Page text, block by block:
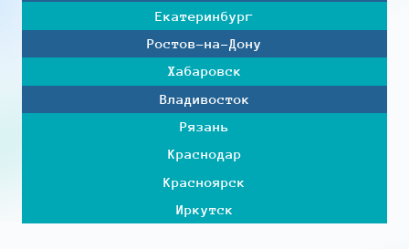
Екатеринбург
Ростов-на-Дону
Хабаровск
Владивосток
Рязань
Краснодар
Красноярск
Иркутск